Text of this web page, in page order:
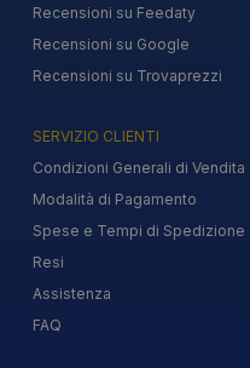
Recensioni su Feedaty
Recensioni su Google
Recensioni su Trovaprezzi
SERVIZIO CLIENTI
Condizioni Generali di Vendita
Modalità di Pagamento
Spese e Tempi di Spedizione
Resi
Assistenza
FAQ